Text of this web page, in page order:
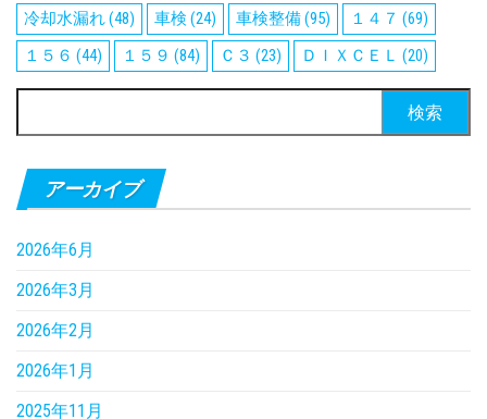
冷却水漏れ(48) 車検 (24) 車検整備(95) １４７ (69)
１５６ (44) １５９ (84) Ｃ３ (23) ＤＩＸＣＥＬ (20)
索:
アーカイブ
2026年6月
2026年3月
2026年2月
2026年1月
2025年11月